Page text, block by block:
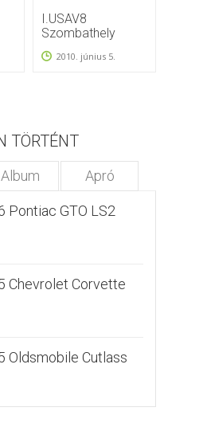
I.USAV8
Szombathely
2010. június 5.
TÖRTÉNT
Album Apró
Pontiac GTO LS2
Chevrolet Corvette
Oldsmobile Cutlass